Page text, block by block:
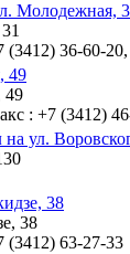
Молодежная,
(3412) 36-60-
49
49
: +7 (3412)
ул.
38
38
(3412) 63-27-33